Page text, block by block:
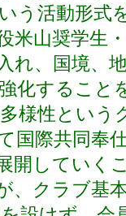
う活動形式
米山奨学生
れ、国境、
化すること
様性という
国際共同奉
開していく
、クラブ基